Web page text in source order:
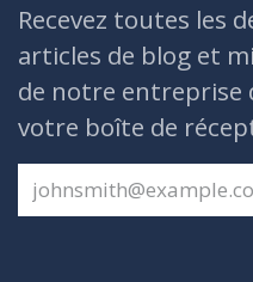
Recevez toutes les
articles de blog et
de notre entreprise
votre boîte de